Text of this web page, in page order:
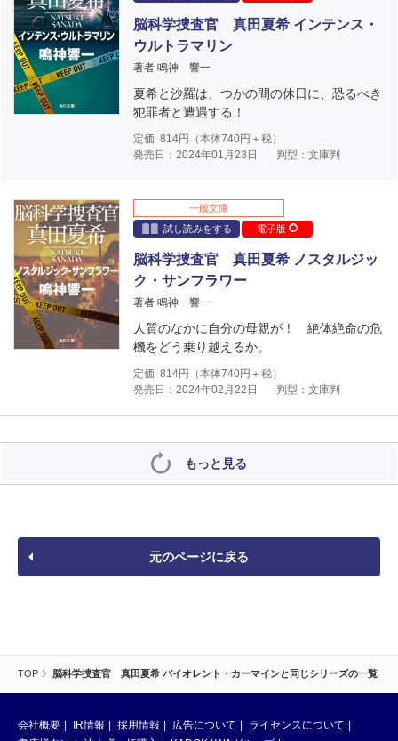
TOP 脳科学捜査官 真田夏希 バイオレント・カーマインと同じシリーズの一覧
脳科学捜査官 真田夏希 インテンス・
ウルトラマリン
著者 鳴神 響一
夏希と沙羅は、つかの間の休日に、恐るべき
犯罪者と遭遇する！
定価 814円（本体740円＋税）
発売日：2024年01月23日
判型：文庫判
一般文庫
試し読みをする
電子版
脳科学捜査官 真田夏希 ノスタルジッ
ク・サンフラワー
著者 鳴神 響一
人質のなかに自分の母親が！ 絶体絶命の危
機をどう乗り越えるか。
定価 814円（本体740円＋税）
発売日：2024年02月22日
判型：文庫判
もっと見る
元のページに戻る
会社概要 IR情報 採用情報 広告について
ライセンスについて